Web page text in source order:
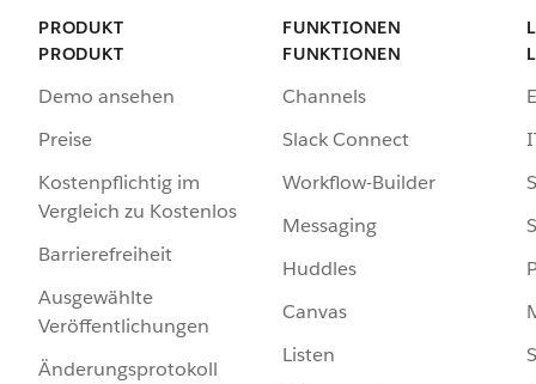
PRODUKT
PRODUKT
Demo ansehen
Preise
Kostenpflichtig im
Vergleich zu Kostenlos
Barrierefreiheit
Ausgewählte
Veröffentlichungen
Änderungsprotokoll
FUNKTIONEN
FUNKTIONEN
Channels
Slack Connect
Workflow-Builder
Messaging
Huddles
Canvas
Listen